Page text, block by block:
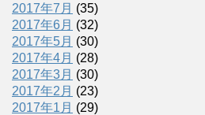
2017年7月 (35)
2017年6月 (32)
2017年5月 (30)
2017年4月 (28)
2017年3月 (30)
2017年2月 (23)
2017年1月 (29)